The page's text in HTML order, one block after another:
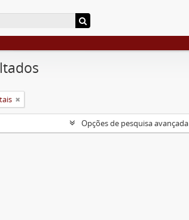
Opções de pesquisa avançada